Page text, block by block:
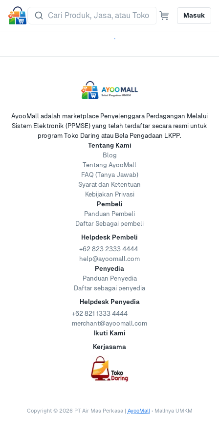
Masuk
AyooMall adalah marketplace Penyelenggara Perdagangan Melalui
Sistem Elektronik (PPMSE) yang telah terdaftar secara resmi untuk
program Toko Daring atau Bela Pengadaan LKPP.
Tentang Kami
Blog
Tentang AyooMall
FAQ (Tanya Jawab)
Syarat dan Ketentuan
Kebijakan Privasi
Pembeli
Panduan Pembeli
Daftar Sebagai pembeli
Helpdesk Pembeli
+62 823 2333 4444
help@ayoomall.com
Penyedia
Panduan Penyedia
Daftar sebagai penyedia
Helpdesk Penyedia
+62 821 1333 4444
merchant@ayoomall.com
Ikuti Kami
Kerjasama
Copyright © 2026 PT Air Mas Perkasa | AyooMall • Mallnya UMKM